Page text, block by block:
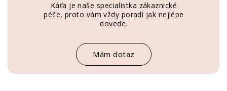
Káťa je naše specialistka zákaznické
péče, proto vám vždy poradí jak nejlépe
dovede.
Mám dotaz